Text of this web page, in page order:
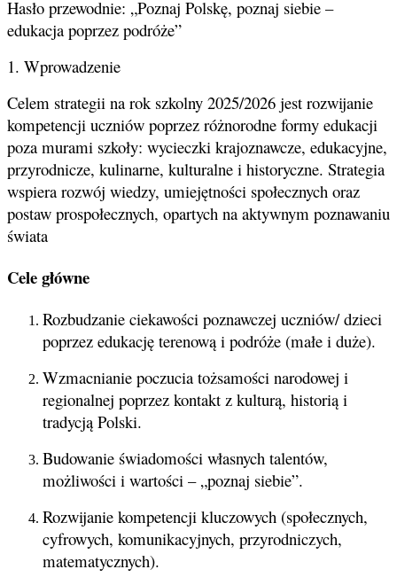
Hasło przewodnie: „Poznaj Polskę, poznaj siebie –
edukacja poprzez podróże”
1. Wprowadzenie
Celem strategii na rok szkolny 2025/2026 jest rozwijanie
kompetencji uczniów poprzez różnorodne formy edukacji
poza murami szkoły: wycieczki krajoznawcze, edukacyjne,
przyrodnicze, kulinarne, kulturalne i historyczne. Strategia
wspiera rozwój wiedzy, umiejętności społecznych oraz
postaw prospołecznych, opartych na aktywnym poznawaniu
świata
Cele główne
Rozbudzanie ciekawości poznawczej uczniów/ dzieci
poprzez edukację terenową i podróże (małe i duże).
Wzmacnianie poczucia tożsamości narodowej i
regionalnej poprzez kontakt z kulturą, historią i
tradycją Polski.
Budowanie świadomości własnych talentów,
możliwości i wartości – „poznaj siebie”.
Rozwijanie kompetencji kluczowych (społecznych,
cyfrowych, komunikacyjnych, przyrodniczych,
matematycznych).